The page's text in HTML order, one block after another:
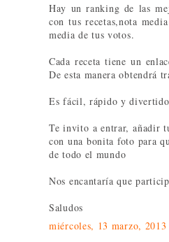
Hay un ranking de las
con tus recetas,nota
media de tus votos.
Cada receta tiene un
De esta manera obtendrá
Es fácil, rápido y
Te invito a entrar, añadir
con una bonita foto para
de todo el mundo
Nos encantaría que
Saludos
miércoles, 13 marzo, 2013